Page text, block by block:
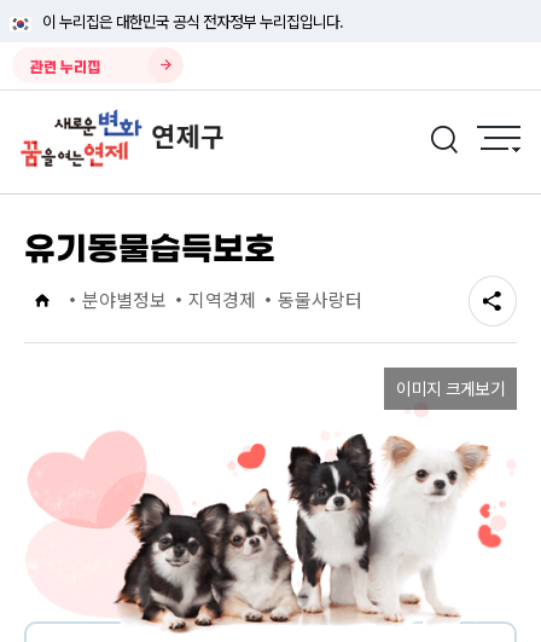
이 누리집은 대한민국 공식 전자정부 누리집입니다.
관련 누리집
유기동물습득보호
분야별정보 지역경제 동물사랑터
이미지 크게보기